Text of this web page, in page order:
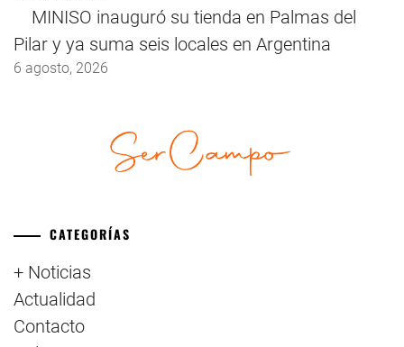
MINISO inauguró su tienda en Palmas del
Pilar y ya suma seis locales en Argentina
6 agosto, 2026
CATEGORÍAS
+ Noticias
Actualidad
Contacto